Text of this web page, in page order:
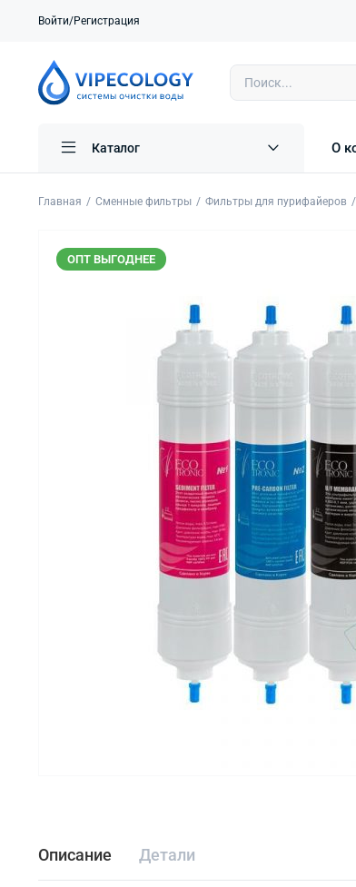
Войти/Регистрация
Каталог О
Главная Сменные фильтры Фильтры для пурифайеров
ОПТ ВЫГОДНЕЕ
Описание Детали